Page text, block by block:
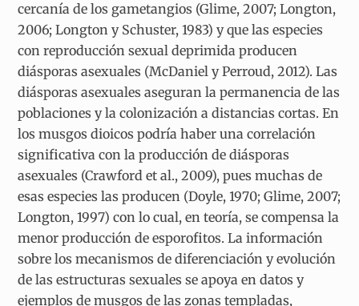
cercanía de los gametangios (Glime, 2007; Longton,
2006; Longton y Schuster, 1983) y que las especies
con reproducción sexual deprimida producen
diásporas asexuales (McDaniel y Perroud, 2012). Las
diásporas asexuales aseguran la permanencia de las
poblaciones y la colonización a distancias cortas. En
los musgos dioicos podría haber una correlación
significativa con la producción de diásporas
asexuales (Crawford et al., 2009), pues muchas de
esas especies las producen (Doyle, 1970; Glime, 2007;
Longton, 1997) con lo cual, en teoría, se compensa la
menor producción de esporofitos. La información
sobre los mecanismos de diferenciación y evolución
de las estructuras sexuales se apoya en datos y
ejemplos de musgos de las zonas templadas,